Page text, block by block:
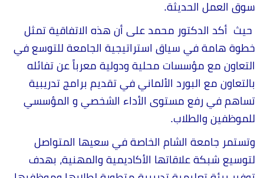
سوق العمل الحديثة.
حيث أكد الدكتور محمد على أن هذه الاتفاقية تمثل
خطوة هامة في سياق استراتيجية الجامعة للتوسع في
التعاون مع مؤسسات محلية ودولية معرباً عن تفائله
بالتعاون مع البورد الألماني في تقديم برامج تدريبية
تساهم في رفع مستوى الأداء الشخصي و المؤسسي
للموظفين والطلاب.
وتستمر جامعة الشام الخاصة في سعيها المتواصل
لتوسيع شبكة علاقاتها الأكاديمية والمهنية، بهدف